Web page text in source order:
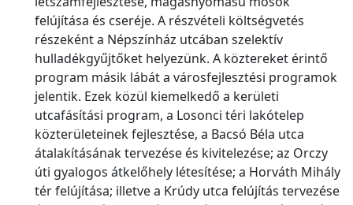
felújítása és cseréje. A részvételi költségvetés
részeként a Népszínház utcában szelektív
hulladékgyűjtőket helyezünk. A köztereket érintő
program másik lábát a városfejlesztési programok
jelentik. Ezek közül kiemelkedő a kerületi
utcafásítási program, a Losonci téri lakótelep
közterületeinek fejlesztése, a Bacsó Béla utca
átalakításának tervezése és kivitelezése; az Orczy
úti gyalogos átkelőhely létesítése; a Horváth Mihály
tér felújítása; illetve a Krúdy utca felújítás tervezése